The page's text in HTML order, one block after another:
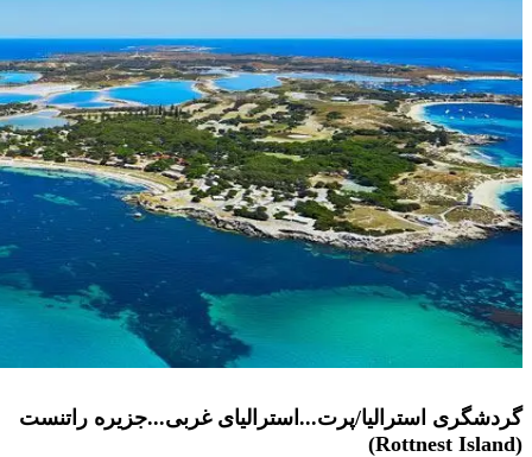
گردشگری استرالیا/پرت...استرالیای غربی...جزیره راتنست
(Rottnest Island)